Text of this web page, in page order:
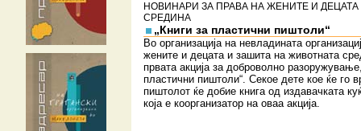
НОВИНАРИ ЗА ПРАВА НА ЖЕНИТЕ И
СРЕДИНА
„Книги за пластични пиштоли“
Во организација на невладината
жените и децата и зашита на животната
првата акција за доброволно
пластични пиштоли“. Секое дете кое ќе го
пиштолот ќе добие книга од издавачката
која е коорганизатор на оваа акција.